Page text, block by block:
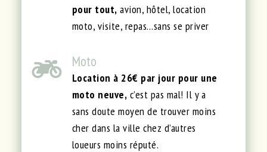
pour tout, avion, hôtel, location
moto, visite, repas…sans se priver
Moto
Location à 26€ par jour pour une
moto neuve, c’est pas mal! Il y a
sans doute moyen de trouver moins
cher dans la ville chez d’autres
loueurs moins réputé.